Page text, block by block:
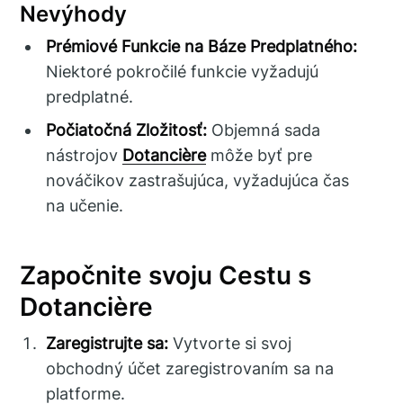
Nevýhody
Prémiové Funkcie na Báze Predplatného:
Niektoré pokročilé funkcie vyžadujú
predplatné.
Počiatočná Zložitosť: Objemná sada
nástrojov Dotancièremôže byť pre
nováčikov zastrašujúca, vyžadujúca čas
na učenie.
Započnite svoju Cestu s
Dotancière
Zaregistrujte sa: Vytvorte si svoj
obchodný účet zaregistrovaním sa na
platforme.